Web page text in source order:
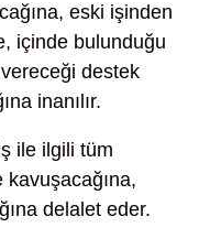
eski işinden
içinde bulunduğu
vereceği destek
inanılır.
ile ilgili tüm
kavuşacağına,
delalet eder.